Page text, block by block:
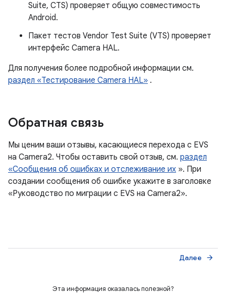
Suite, CTS) проверяет общую совместимость
Android.
Пакет тестов Vendor Test Suite (VTS) проверяет
интерфейс Camera HAL.
Для получения более подробной информации см.
раздел «Тестирование Camera HAL» .
Обратная связь
Мы ценим ваши отзывы, касающиеся перехода с EVS
на Camera2. Чтобы оставить свой отзыв, см. раздел
«Сообщения об ошибках и отслеживание их ». При
создании сообщения об ошибке укажите в заголовке
«Руководство по миграции с EVS на Camera2».
Далее arrow_forward
Эта информация оказалась полезной?